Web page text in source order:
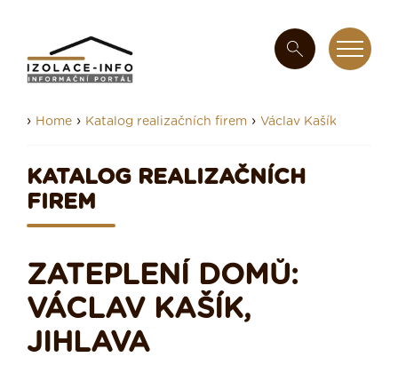
› Home › Katalog realizačních firem › Václav Kašík
KATALOG REALIZAČNÍCH
FIREM
ZATEPLENÍ DOMŮ:
VÁCLAV KAŠÍK,
JIHLAVA